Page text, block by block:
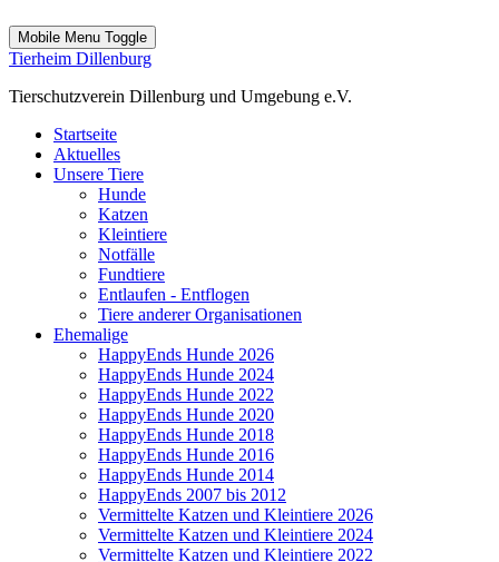
Mobile Menu Toggle
Tierheim Dillenburg
Tierschutzverein Dillenburg und Umgebung e.V.
Startseite
Aktuelles
Unsere Tiere
Hunde
Katzen
Kleintiere
Notfälle
Fundtiere
Entlaufen - Entflogen
Tiere anderer Organisationen
Ehemalige
HappyEnds Hunde 2026
HappyEnds Hunde 2024
HappyEnds Hunde 2022
HappyEnds Hunde 2020
HappyEnds Hunde 2018
HappyEnds Hunde 2016
HappyEnds Hunde 2014
HappyEnds 2007 bis 2012
Vermittelte Katzen und Kleintiere 2026
Vermittelte Katzen und Kleintiere 2024
Vermittelte Katzen und Kleintiere 2022